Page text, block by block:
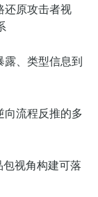
还原攻击者视
、类型信息到
向流程反推的多
视角构建可落